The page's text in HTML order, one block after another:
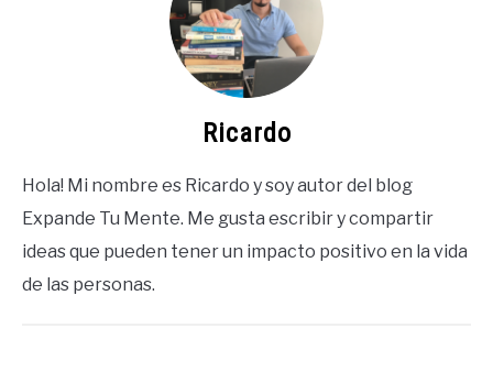
Ricardo
Hola! Mi nombre es Ricardo y soy autor del blog
Expande Tu Mente. Me gusta escribir y compartir
ideas que pueden tener un impacto positivo en la vida
de las personas.